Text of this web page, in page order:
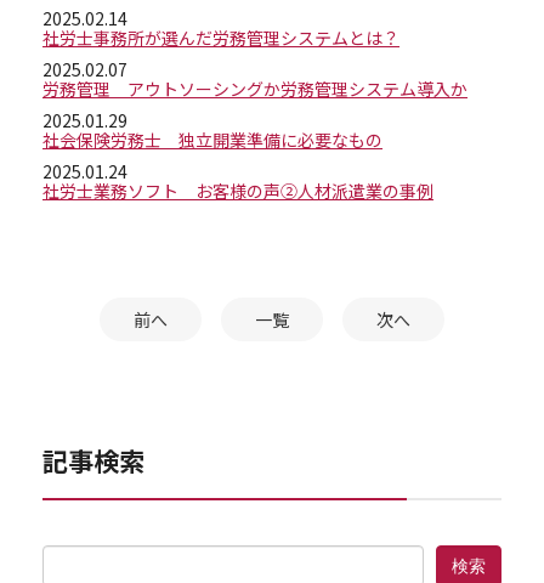
2025.02.14
社労士事務所が選んだ労務管理システムとは？
2025.02.07
労務管理 アウトソーシングか労務管理システム導入か
2025.01.29
社会保険労務士 独立開業準備に必要なもの
2025.01.24
社労士業務ソフト お客様の声②人材派遣業の事例
前へ 一覧 次へ
記事検索